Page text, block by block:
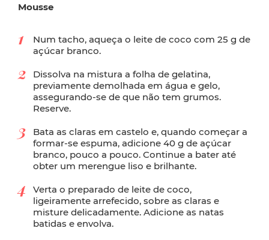
Mousse
Num tacho, aqueça o leite de coco com 25 g de
açúcar branco.
Dissolva na mistura a folha de gelatina,
previamente demolhada em água e gelo,
assegurando-se de que não tem grumos.
Reserve.
Bata as claras em castelo e, quando começar a
formar-se espuma, adicione 40 g de açúcar
branco, pouco a pouco. Continue a bater até
obter um merengue liso e brilhante.
Verta o preparado de leite de coco,
ligeiramente arrefecido, sobre as claras e
misture delicadamente. Adicione as natas
batidas e envolva.